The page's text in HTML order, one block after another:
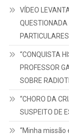
VÍDEO
PARTICULARES